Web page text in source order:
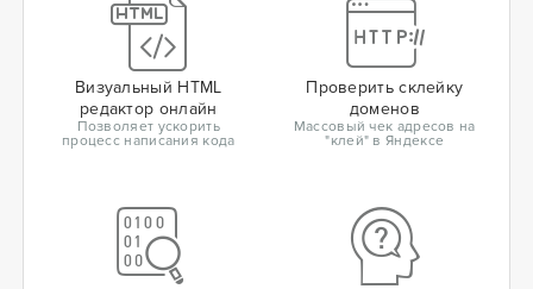
Визуальный HTML
редактор онлайн
Позволяет ускорить
процесс написания кода
Проверить склейку
доменов
Массовый чек адресов на
"клей" в Яндексе